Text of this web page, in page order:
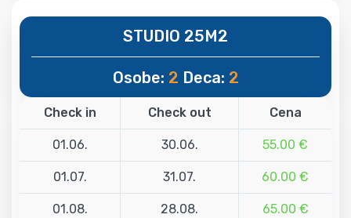
STUDIO 25M2
Osobe: 2 Deca: 2
Check in Check out Cena
01.06. 30.06. 55.00 €
01.07. 31.07. 60.00 €
01.08. 28.08. 65.00 €